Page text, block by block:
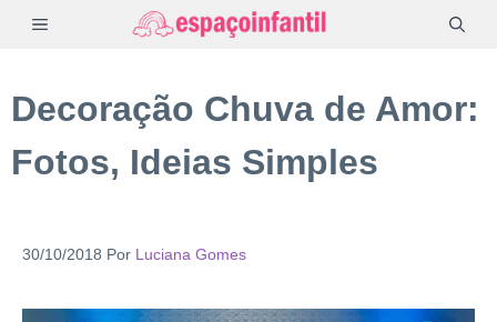
Pular
conteúdo
MENU
Decoração Chuva de Amor:
Fotos, Ideias Simples
30/10/2018 Por Luciana Gomes